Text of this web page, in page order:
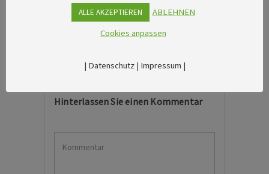
Hinterlassen Sie einen Kommentar
ALLE AKZEPTIEREN
ABLEHNEN
Cookies anpassen
| Datenschutz| Impressum |